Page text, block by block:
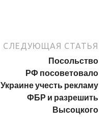
СЛЕДУЮЩАЯ СТАТЬЯ
Посольство
РФ посоветовало
Украине учесть рекламу
ФБР и разрешить
Высоцкого